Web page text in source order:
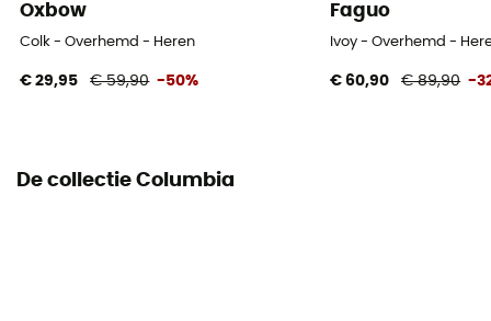
Oxbow
Colk - Overhemd - Heren
€ 29,95 € 59,90 -50%
Faguo
Ivoy - Overhemd -
€ 60,90 € 89,90 -
De collectie Columbia